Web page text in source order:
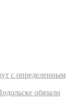
с определенным
обязали